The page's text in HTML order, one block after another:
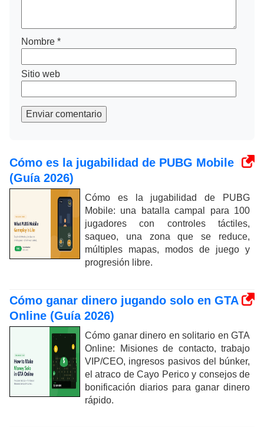
Nombre *
Sitio web
Enviar comentario
Cómo es la jugabilidad de PUBG Mobile
(Guía 2026)
Cómo es la jugabilidad de PUBG
Mobile: una batalla campal para 100
jugadores con controles táctiles,
saqueo, una zona que se reduce,
múltiples mapas, modos de juego y
progresión libre.
Cómo ganar dinero jugando solo en GTA
Online (Guía 2026)
Cómo ganar dinero en solitario en GTA
Online: Misiones de contacto, trabajo
VIP/CEO, ingresos pasivos del búnker,
el atraco de Cayo Perico y consejos de
bonificación diarios para ganar dinero
rápido.